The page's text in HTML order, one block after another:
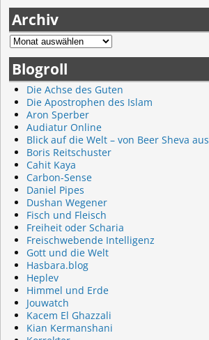
Archiv
Blogroll
Die Achse des Guten
Die Apostrophen des Islam
Aron Sperber
Audiatur Online
Blick auf die Welt – von Beer Sheva aus
Boris Reitschuster
Cahit Kaya
Carbon-Sense
Daniel Pipes
Dushan Wegener
Fisch und Fleisch
Freiheit oder Scharia
Freischwebende Intelligenz
Gott und die Welt
Hasbara.blog
Heplev
Himmel und Erde
Jouwatch
Kacem El Ghazzali
Kian Kermanshani